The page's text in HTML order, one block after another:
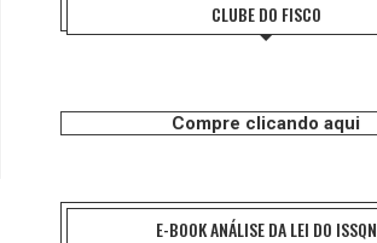
CLUBE DO FISCO
Compre clicando aqui
E-BOOK ANÁLISE DA LEI DO ISSQN